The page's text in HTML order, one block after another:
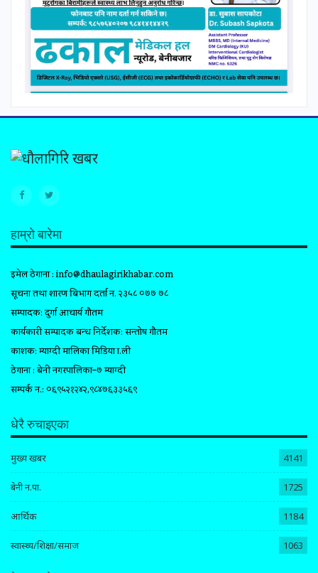
हाम्रो बारेमा
इमेल ठेगाना :info@dhaulagirikhabar.com
सूचना तथा प्रशारण बिभाग दर्ता न. २३५८ ०७७ ७८
सम्पादक: दुर्गा आचार्य गौतम
कार्यकारी सम्पादक प्रबन्ध निर्देशक: सन्तोष गौतम
प्रकाशक: म्याग्दी मालिका मिडिया प्रा.ली
ठेगाना : बेनी नगरपालिका–७ म्याग्दी
सम्पर्क न.: ०६९५२१२४२,९८४७६३३५६९
धेरै रुचाइएका
मुख्य खबर 4141
बेनी न.पा. 1725
आर्थिक 1184
स्वास्थ्य/शिक्षा/समाज 1063